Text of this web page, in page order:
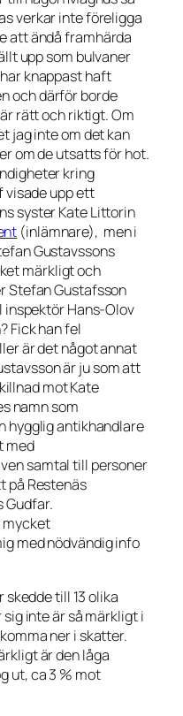
verkar inte föreligga
att ändå framhärda
upp som bulvaner
knappast haft
och därför borde
rätt och riktigt. Om
jag inte om det kan
om de utsatts för hot.
kring
visade upp ett
syster Kate Littorin
(inlämnare), men i
Gustavssons
märkligt och
Stefan Gustafsson
inspektör Hans-Olov
Fick han fel
är det något annat
är ju som att
mot Kate
namn som
hygglig antikhandlare
med
samtal till personer
på Restenäs
Gudfar.
mycket
med nödvändig info
till 13 olika
inte är så märkligt i
ner i skatter.
är den låga
ut, ca 3 % mot